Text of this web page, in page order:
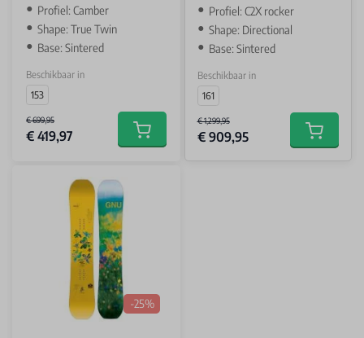
Profiel: Camber
Shape: True Twin
Base: Sintered
Beschikbaar in
153
€ 699,95
€ 419,97 Add to cart
Profiel: C2X rocker
Shape: Directional
Base: Sintered
Beschikbaar in
161
€ 1,299,95
€ 909,95 Add to
-25%